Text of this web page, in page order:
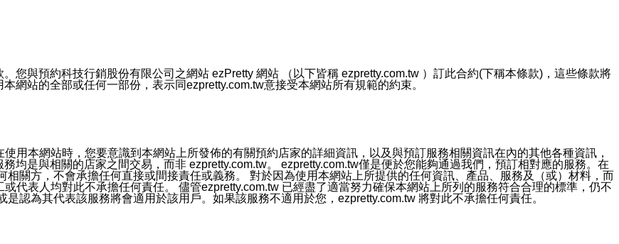
/本服務好友，您仍可接收到通知型訊息。
告或其他目的的訊息皆不會被傳送。滿足以下三個條件者，將可收到通知型訊息。
或認證官方帳號的通知型訊息。
您與預約科技行銷股份有限公司之網站 ezPretty 網站 （以下皆稱 ezpretty.com.tw ）訂此合約(下稱本條款)，這些條款將
網站的全部或任何一部份，表示同ezpretty.com.tw意接受本網站所有規範的約束。
用本網站時，您要意識到本網站上所發佈的有關預約店家的詳細資訊，以及與預訂服務相關資訊在內的其他各種資訊，
均是與相關的店家之間交易，而非 ezpretty.com.tw。 ezpretty.com.tw僅是便於您能夠通過我們，預訂相對應的服務。在
關方，不會承擔任何直接或間接責任或義務。 對於因為使用本網站上所提供的任何資訊、產品、服務及（或）材料，而
代表人均對此不承擔任何責任。 儘管ezpretty.com.tw 已經盡了適當努力確保本網站上所列的服務符合合理的標準，仍不
認為其代表該服務將會適用於該用戶。如果該服務不適用於您，ezpretty.com.tw 將對此不承擔任何責任。